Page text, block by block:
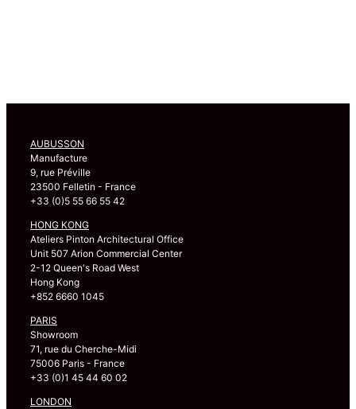
AUBUSSON
Manufacture
9, rue Préville
23500 Felletin - France
+33 (0)5 55 66 55 42
HONG KONG
Ateliers Pinton Architectural Office
Unit 507 Arion Commercial Center
2-12 Queen's Road West
Hong Kong
+852 6660 1045
PARIS
Showroom
71, rue du Cherche-Midi
75006 Paris - France
+33 (0)1 45 44 60 02
LONDON